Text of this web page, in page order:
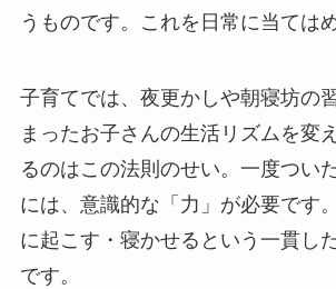
うものです。これを日常に当ては
子育てでは、夜更かしや朝寝坊の
まったお子さんの生活リズムを変
るのはこの法則のせい。一度つい
には、意識的な「力」が必要です
に起こす・寝かせるという一貫し
です。